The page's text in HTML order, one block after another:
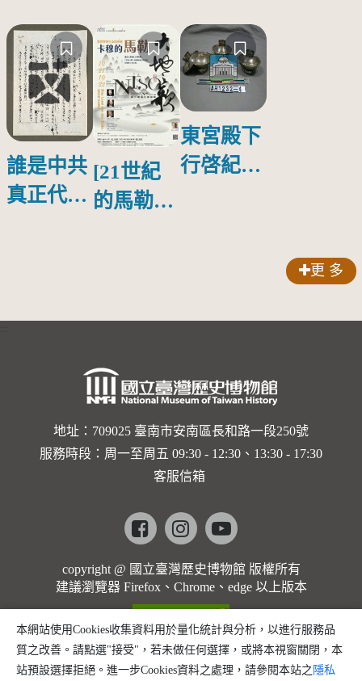
誰是中共
真正代言
[21世紀
的馬勒、
的依戀—
勒大地之
歌]【對
世界與生
命的依戀
馬勒大地
之歌】
東宮殿下
行啓紀念
更 多
地址：709025 臺南市安南區長和路一段250號
服務時段：周一至周五 09:30 - 12:30、13:30 - 17:30
客服信箱
Facebookinstagramyoutube
copyright @ 國立臺灣歷史博物館 版權所有
建議瀏覽器 Firefox、Chrome、edge 以上版本
本網站使用Cookies收集資料用於量化統計與分析，以進行服務品
質之改善。請點選"接受"，若未做任何選擇，或將本視窗關閉，本
站預設選擇拒絕。進一步Cookies資料之處理，請參閱本站之 隱私